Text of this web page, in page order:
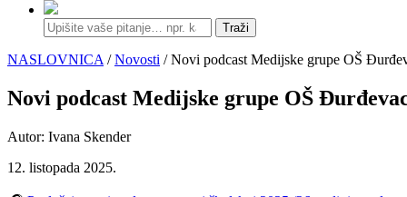
Traži
NASLOVNICA /Novosti / Novi podcast Medijske grupe OŠ
Novi podcast Medijske grupe OŠ
Autor: Ivana Skender
12. listopada 2025.